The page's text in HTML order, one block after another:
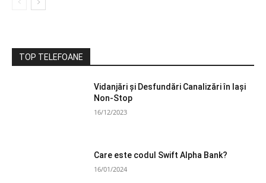
TOP TELEFOANE
Vidanjări și Desfundări Canalizări în Iași
Non-Stop
16/12/2023
Care este codul Swift Alpha Bank?
16/01/2024